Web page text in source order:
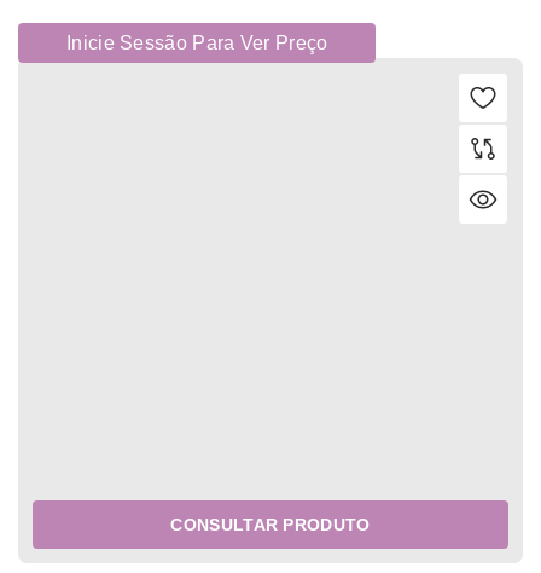
Inicie Sessão Para Ver Preço
CONSULTAR PRODUTO